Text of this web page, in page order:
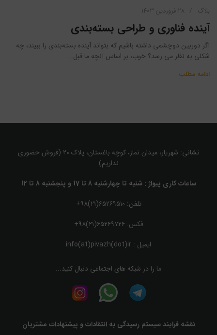
بلاگ ۲۸ فروردین ۱۴۰۳
آینده فناوری و طراحی بسته‌بندی
اگر دوربین دوچشمی داشته باشیم که بتواند آینده بسته‌بندی را ببیند، چه
شکلی به نظر می رسد؟ خوب، بر اساس آنچه ما قبل...
ادامه مطلب
نشانی: شهریار، میدان نماز، کوچه باغستان، پلاک ۲۰ (فروش حضوری
نداریم)
ساعات کاری پیواژ : شنبه تا چهارشنبه 8 تا 17 و پنجشنبه 8 تا 12
تلفن: ۶۵۲۶۹۵۱۰(۲۱)۹۸+
فکس: ۶۵۲۶۹۷۲۶(۲۱)۹۸+
ایمیل : info(at)pivazh(dot)ir
ما را در شبکه های اجتماعی دنبال کنید...
نقشه فرایند سیستم رسیدگی به انتقادات و پیشنهادات مشتریان